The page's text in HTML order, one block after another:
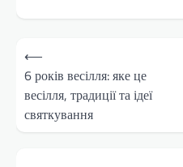
Навігація
записів
⟵
6 років весілля: яке це
весілля, традиції та ідеї
святкування